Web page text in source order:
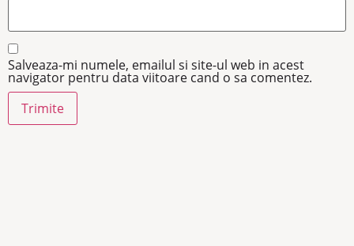
Salveaza-mi numele, emailul si site-ul web in acest
navigator pentru data viitoare cand o sa comentez.